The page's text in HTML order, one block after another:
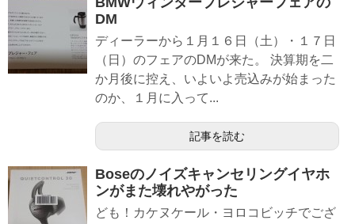
DM
ディーラーから１月１６日（土）・１７日
（日）のフェアのDMが来た。 決算期を二
か月後に控え、いよいよ売込みが始まった
のか、１月に入って...
記事を読む
Boseのノイズキャンセリングイヤホ
ンがまた壊れやがった
ども！カケヌケール・ヨロコビッチでござ